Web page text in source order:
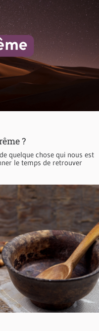
?
quelque chose qui nous est
le temps de retrouver